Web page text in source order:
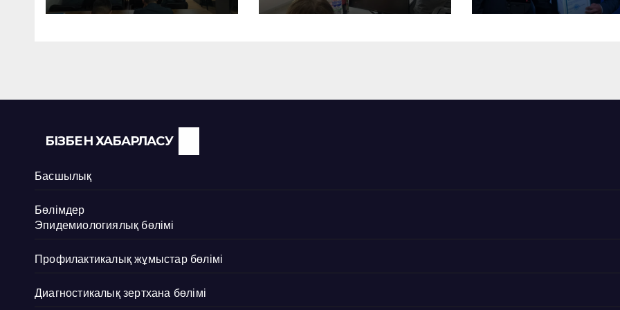
КӨРСЕТІЛУДЕ
БІЗБЕН ХАБАРЛАСУ
Басшылық
Бөлімдер
Эпидемиологиялық бөлімі
Профилактикалық жұмыстар бөлімі
Диагностикалық зертхана бөлімі